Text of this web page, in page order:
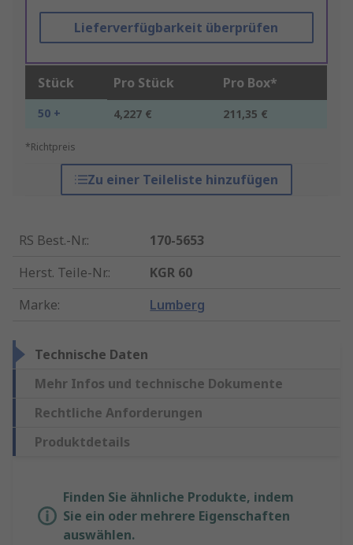
Lieferverfügbarkeit überprüfen
Stück Pro Stück Pro Box*
50 + 4,227 € 211,35 €
*Richtpreis
Zu einer Teileliste hinzufügen
RS Best.-Nr.:
170-5653
Herst. Teile-Nr.:
KGR 60
Marke: Lumberg
Technische Daten
Mehr Infos und technische Dokumente
Rechtliche Anforderungen
Produktdetails
Finden Sie ähnliche Produkte, indem
Sie ein oder mehrere Eigenschaften
auswählen.